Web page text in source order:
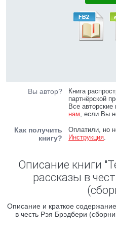
Вы автор?
Книга
партнёрской
Все
нам, если Вы
Как получить
книгу?
Оплатили, но
Инструкция.
Описание книги
рассказы в
Описание и краткое
в честь Рэя Брэдбери